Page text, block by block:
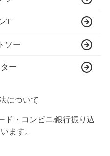
T
ソー
ー
について
ド・コンビニ/銀行振り込
ます。